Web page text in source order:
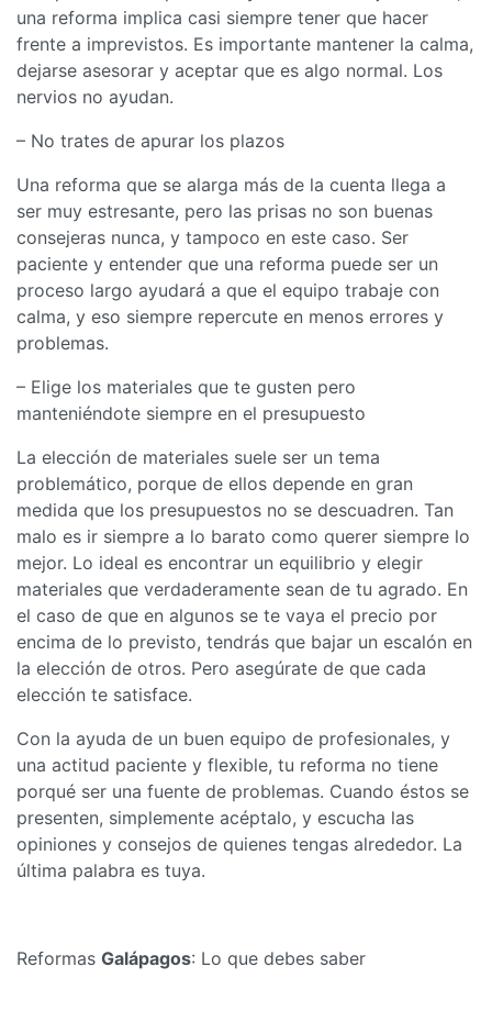
una reforma implica casi siempre tener que hacer
frente a imprevistos. Es importante mantener la calma,
dejarse asesorar y aceptar que es algo normal. Los
nervios no ayudan.
– No trates de apurar los plazos
Una reforma que se alarga más de la cuenta llega a
ser muy estresante, pero las prisas no son buenas
consejeras nunca, y tampoco en este caso. Ser
paciente y entender que una reforma puede ser un
proceso largo ayudará a que el equipo trabaje con
calma, y eso siempre repercute en menos errores y
problemas.
– Elige los materiales que te gusten pero
manteniéndote siempre en el presupuesto
La elección de materiales suele ser un tema
problemático, porque de ellos depende en gran
medida que los presupuestos no se descuadren. Tan
malo es ir siempre a lo barato como querer siempre lo
mejor. Lo ideal es encontrar un equilibrio y elegir
materiales que verdaderamente sean de tu agrado. En
el caso de que en algunos se te vaya el precio por
encima de lo previsto, tendrás que bajar un escalón en
la elección de otros. Pero asegúrate de que cada
elección te satisface.
Con la ayuda de un buen equipo de profesionales, y
una actitud paciente y flexible, tu reforma no tiene
porqué ser una fuente de problemas. Cuando éstos se
presenten, simplemente acéptalo, y escucha las
opiniones y consejos de quienes tengas alrededor. La
última palabra es tuya.
Reformas Galápagos: Lo que debes saber